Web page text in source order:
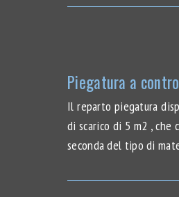
Piegatura a
Il reparto piegatura
di scarico di 5 m2 ,
seconda del tipo di